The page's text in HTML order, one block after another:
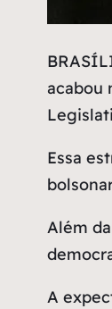
B
acabou
Essa
Além
A